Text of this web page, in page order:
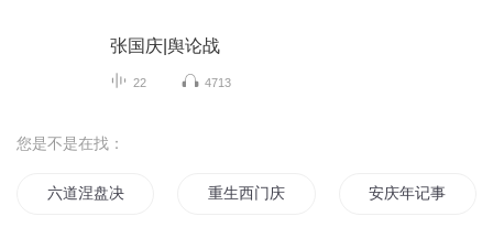
张国庆|舆论战
22 4713
您是不是在找：
六道涅盘决 重生西门庆 安庆年记事